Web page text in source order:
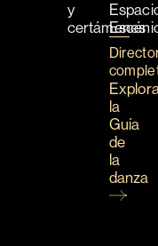
y
certámenes
la
Guía
de
la
danza